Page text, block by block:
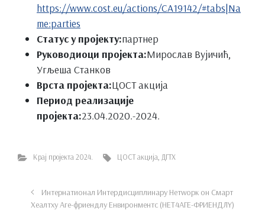
https://www.cost.eu/actions/CA19142/#tabs|Na
me:parties
Статус у пројекту:партнер
Руководиоци пројекта:Мирослав Вујичић,
Угљеша Станков
Врста пројекта:ЦОСТ акција
Период реализације
пројекта:23.04.2020.-2024.
Крај пројекта 2024. ЦОСТ акција ДГТХ
Интернатионал Интердисциплинарy Нетwорк он Смарт
Хеалтхy Аге-фриендлy Енвиронментс (НЕТ4АГЕ-ФРИЕНДЛY)